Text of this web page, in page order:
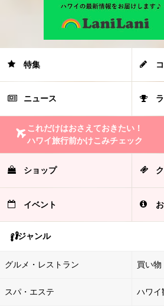
特集
ニュース
これだけはおさえておきたい！
ハワイ旅行前かけこみチェック
ショップ
イベント
ジャンル
グルメ・レストラン 買い物
スパ・エステ ハワイ